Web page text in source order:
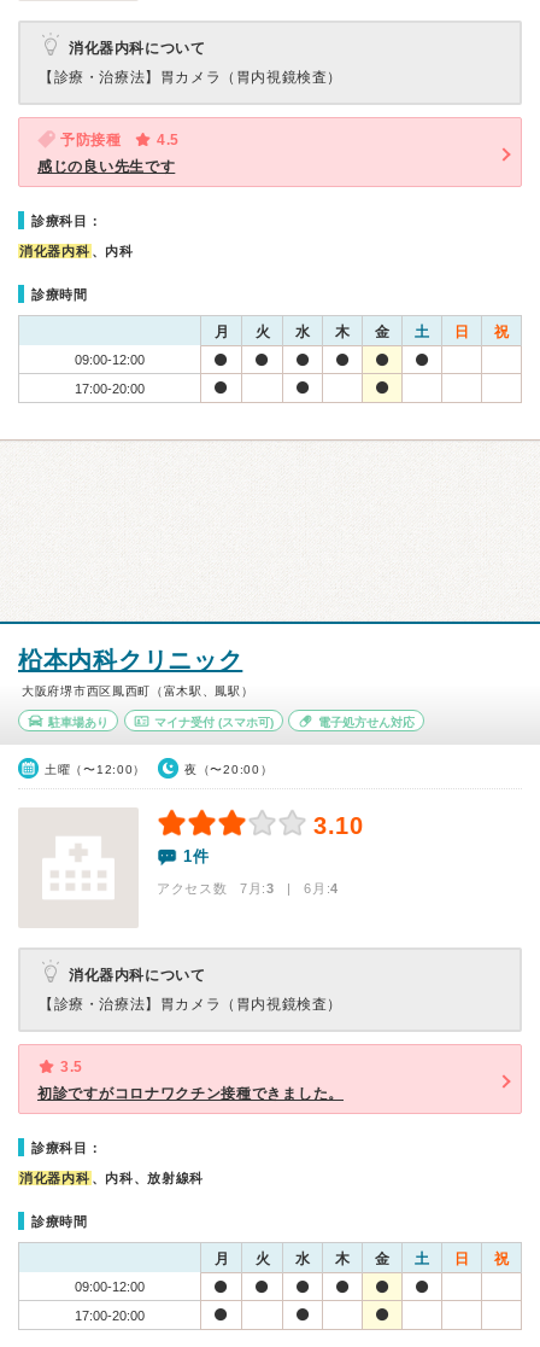
消化器内科について
【診療・治療法】 胃カメラ（胃内視鏡検査）
予防接種
4.5
感じの良い先生です
診療科目：
消化器内科 、内科
診療時間
月 火 水 木 金 土 日 祝
09:00-12:00
17:00-20:00
柗本内科クリニック
大阪府堺市西区鳳西町（富木駅、鳳駅）
駐車場あり マイナ受付(スマホ可) 電子処方せん対応
土曜（〜12:00） 夜（〜20:00）
3.10
1件
アクセス数 7月:3 | 6月:4
消化器内科について
【診療・治療法】 胃カメラ（胃内視鏡検査）
3.5
初診ですがコロナワクチン接種できました。
診療科目：
消化器内科 、内科、放射線科
診療時間
月 火 水 木 金 土 日 祝
09:00-12:00
17:00-20:00